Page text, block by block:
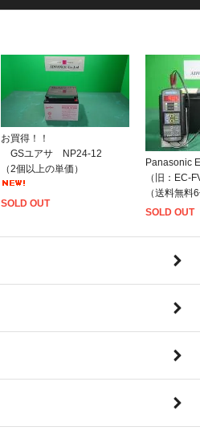
お買得！！
GSユアサ NP24-12
（2個以上の単価）
SOLD OUT
Panasonic
（旧：EC-
（送料無料
SOLD OUT